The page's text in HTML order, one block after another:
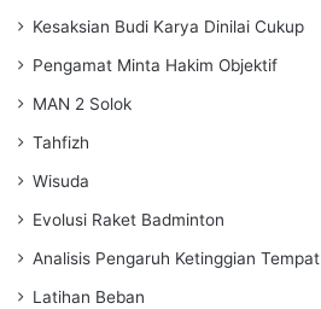
Kesaksian Budi Karya Dinilai Cukup
Pengamat Minta Hakim Objektif
MAN 2 Solok
Tahfizh
Wisuda
Evolusi Raket Badminton
Analisis Pengaruh Ketinggian Tempat
Latihan Beban